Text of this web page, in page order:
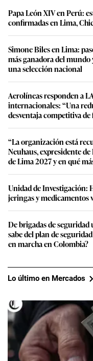
Papa León XIV en Perú:
confirmadas en Lima,
Simone Biles en Lima:
más ganadora del
una selección nacional
Aerolíneas responden a
internacionales: “Una
desventaja competitiva
“La organización está
Neuhaus, expresidente
de Lima 2027 y en qué
Unidad de Investigación:
jeringas y medicamentos
De brigadas de
sabe del plan de
en marcha en Colombia?
Lo último en Mercados